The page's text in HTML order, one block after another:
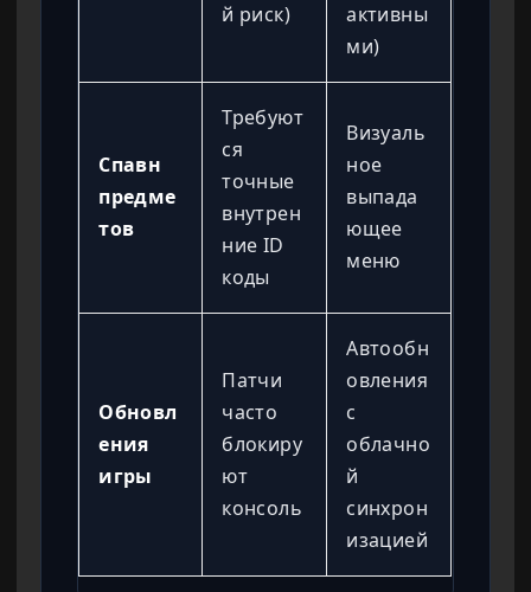
й риск)
активны
ми)
Спавн
предме
тов
Требуют
ся
точные
внутрен
ние ID
коды
Визуаль
ное
выпада
ющее
меню
Обновл
ения
игры
Патчи
часто
блокиру
ют
консоль
Автообн
овления
с
облачно
й
синхрон
изацией